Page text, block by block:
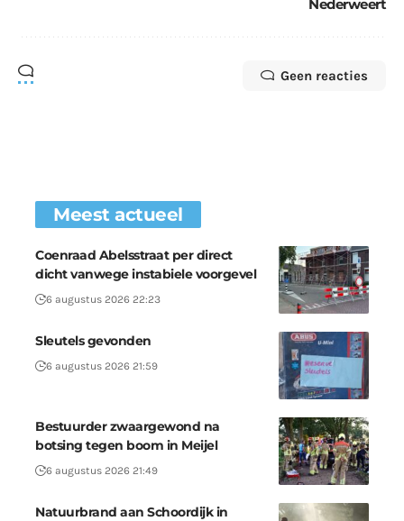
Nederweert
Geen reacties
Meest actueel
Coenraad Abelsstraat per direct
dicht vanwege instabiele voorgevel
6 augustus 2026 22:23
Sleutels gevonden
6 augustus 2026 21:59
Bestuurder zwaargewond na
botsing tegen boom in Meijel
6 augustus 2026 21:49
Natuurbrand aan Schoordijk in